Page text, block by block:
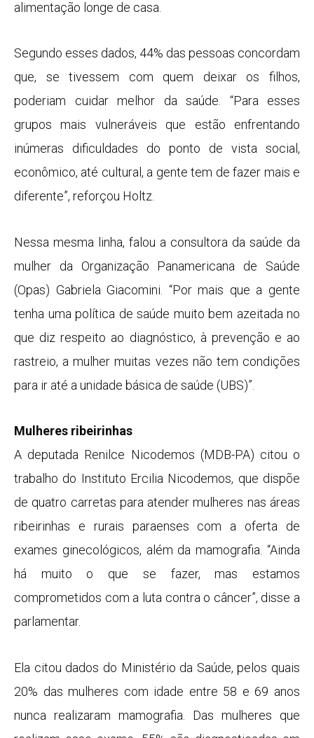
alimentação longe de casa.
Segundo esses dados, 44% das pessoas concordam
que, se tivessem com quem deixar os filhos,
poderiam cuidar melhor da saúde. “Para esses
grupos mais vulneráveis que estão enfrentando
inúmeras dificuldades do ponto de vista social,
econômico, até cultural, a gente tem de fazer mais e
diferente”, reforçou Holtz.
Nessa mesma linha, falou a consultora da saúde da
mulher da Organização Panamericana de Saúde
(Opas) Gabriela Giacomini. “Por mais que a gente
tenha uma política de saúde muito bem azeitada no
que diz respeito ao diagnóstico, à prevenção e ao
rastreio, a mulher muitas vezes não tem condições
para ir até a unidade básica de saúde (UBS)”.
Mulheres ribeirinhas
A deputada Renilce Nicodemos (MDB-PA) citou o
trabalho do Instituto Ercilia Nicodemos, que dispõe
de quatro carretas para atender mulheres nas áreas
ribeirinhas e rurais paraenses com a oferta de
exames ginecológicos, além da mamografia. “Ainda
há muito o que se fazer, mas estamos
comprometidos com a luta contra o câncer”, disse a
parlamentar.
Ela citou dados do Ministério da Saúde, pelos quais
20% das mulheres com idade entre 58 e 69 anos
nunca realizaram mamografia. Das mulheres que